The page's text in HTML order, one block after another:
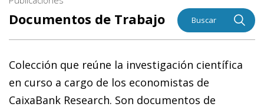
Documentos de Trabajo Buscar
Colección que reúne la investigación científica
en curso a cargo de los economistas de
CaixaBank Research. Son documentos de